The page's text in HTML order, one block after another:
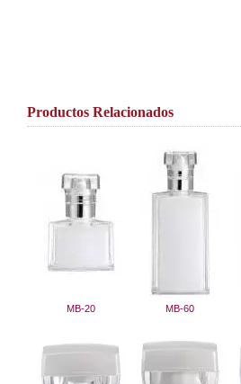
Productos Relacionados
MB-20 MB-60